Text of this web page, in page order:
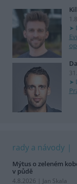
rady a návody
Mýtus o zeleném
v půdě
4.8.2026 | Jan Skala